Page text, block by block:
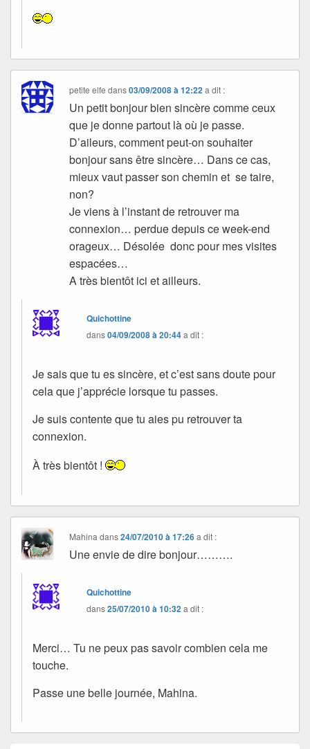
petite elfe dans03/09/2008 à 12:22 a dit :
Un petit bonjour bien sincère comme ceux
que je donne partout là où je passe.
D’aileurs, comment peut-on souhaiter
bonjour sans être sincère… Dans ce cas,
mieux vaut passer son chemin et se taire,
non?
Je viens à l’instant de retrouver ma
connexion… perdue depuis ce week-end
orageux… Désolée donc pour mes visites
espacées…
A très bientôt ici et ailleurs.
Quichottine
dans04/09/2008 à 20:44a dit :
Je sais que tu es sincère, et c’est sans doute pour
cela que j’apprécie lorsque tu passes.
Je suis contente que tu aies pu retrouver ta
connexion.
À très bientôt !
Mahina dans24/07/2010 à 17:26 a dit :
Une envie de dire bonjour……….
Quichottine
dans25/07/2010 à 10:32a dit :
Merci… Tu ne peux pas savoir combien cela me
touche.
Passe une belle journée, Mahina.